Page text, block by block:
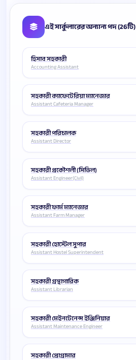
এই সার্কুলারের অন্যান্য পদ (26টি)
হিসাব সহকারী
Accounting Assistant
সহকারী ক্যাফেটেরিয়া ম্যানেজার
Assistant Cafeteria Manager
সহকারী পরিচালক
Assistant Director
সহকারী প্রকৌশলী (সিভিল)
Assistant Engineer(Civil)
সহকারী ফার্ম ম্যানেজার
Assistant Farm Manager
সহকারী হোস্টেল সুপার
Assistant Hostel Superintendent
সহকারী গ্রন্থাগারিক
Assistant Librarian
সহকারী মেইনটেনেন্স ইঞ্জিনিয়ার
Assistant Maintenance Engineer
সহকারী প্রোগ্রামার